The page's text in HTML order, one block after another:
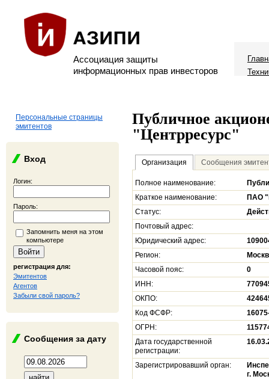
Ассоциация защиты
информационных прав инвесторов
Персональные страницы
эмитентов
Вход
Логин:
Пароль:
Запомнить меня на этом
компьютере
регистрация для:
Эмитентов
Агентов
Забыли свой пароль?
Сообщения за дату
Публичное
"Центрресурс"
Организация Сообщения
Полное наименование:
Краткое наименование:
ПАО
Статус:
Почтовый адрес:
Юридический адрес:
Регион:
Часовой пояс:
0
ИНН:
ОКПО:
Код ФСФР:
ОГРН:
Дата государственной
регистрации:
Зарегистрировавший орган:
г.